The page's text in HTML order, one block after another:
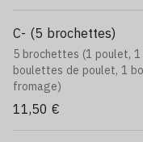
C- (5 brochettes)
5 brochettes (1 poulet,
boulettes de poulet, 1
fromage)
11,50 €